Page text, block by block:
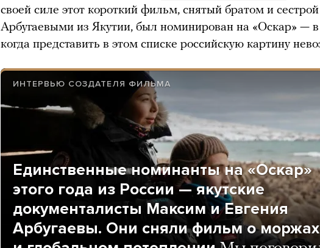
своей силе этот короткий фильм, снятый братом и сестрой
Арбугаевыми из Якутии, был номинирован на «Оскар» — в
когда представить в этом списке российскую картину
ИНТЕРВЬЮ СОЗДАТЕЛЯ ФИЛЬМА
Единственные номинанты на «Оскар»
этого года из России — якутские
документалисты Максим и Евгения
Арбугаевы. Они сняли фильм о моржах